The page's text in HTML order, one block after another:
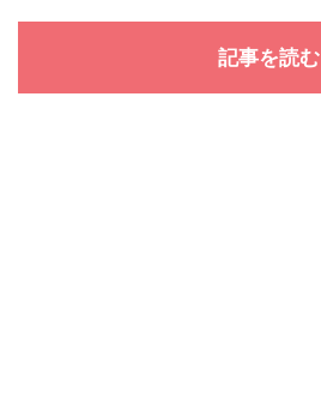
記事を読む